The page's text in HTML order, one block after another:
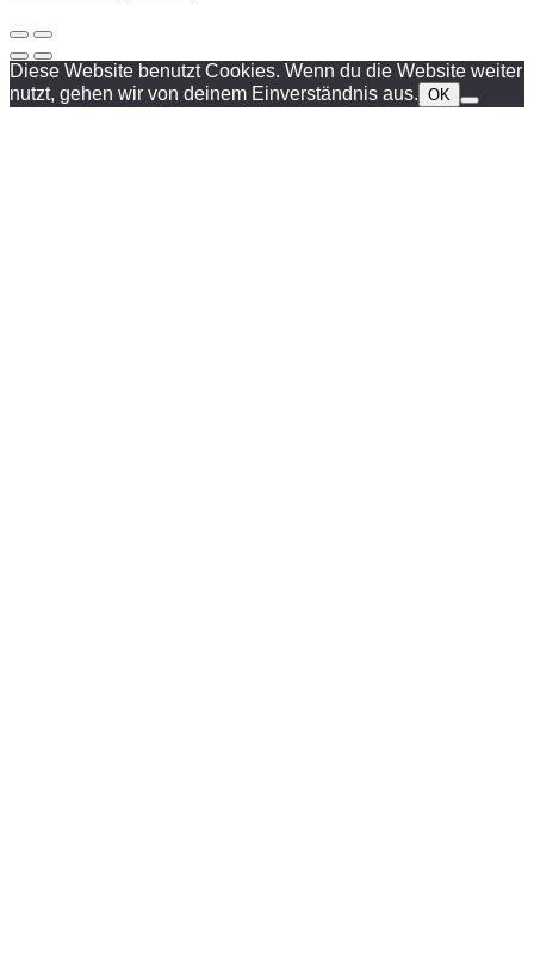
Diese Website benutzt Cookies. Wenn du die Website weiter
nutzt, gehen wir von deinem Einverständnis aus. OK